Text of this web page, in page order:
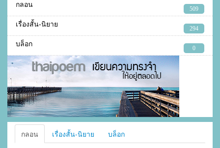
กลอน
509
เรื่องสั้น-นิยาย
294
บล็อก
0
กลอน เรื่องสั้น-นิยาย บล็อก